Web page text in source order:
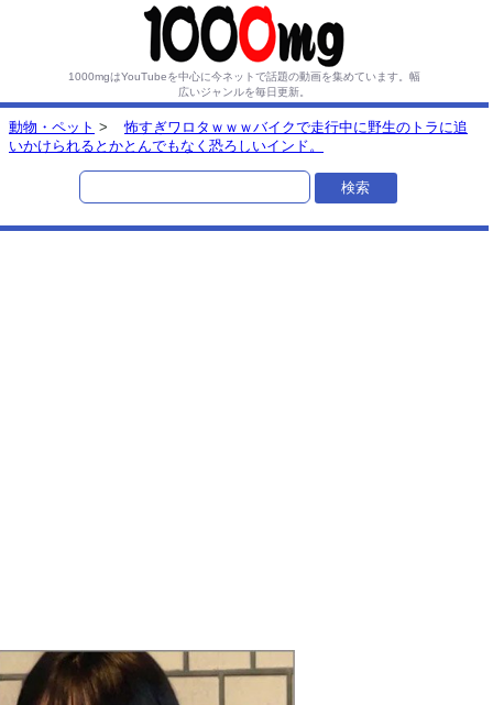
1000mgはYouTubeを中心に今ネットで話題の動画を集めています。 幅
広いジャンルを毎日更新。
動物・ペット >
怖すぎワロタｗｗｗバイクで走行中に野生のトラに追
いかけられるとかとんでもなく恐ろしいインド。